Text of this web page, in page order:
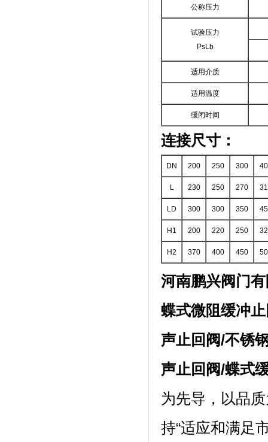
公称压力
试验压力
PsLb
适用介质
适用温度
缓闭时间
连接尺寸：
DN 200 250 300
L 230 250 270
LD 300 300 350
H1 200 220 250
H2 370 400 450
河南鹏兴阀门
蝶式微阻缓冲
声止回阀/不锈
声止回阀/蝶式
为先导，以品
持“适应和满足